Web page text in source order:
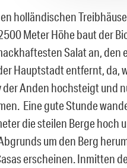
holländischen
Meter Höhe baut der
Salat an, den
Hauptstadt entfernt, da,
Anden hochsteigt und
Eine gute Stunde
die steilen Berge hoch
um den Berg
erscheinen. Inmitten